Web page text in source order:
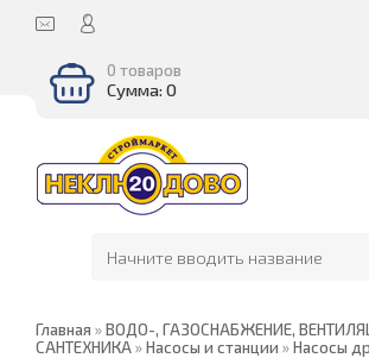
0 товаров
Сумма: 0
Главная »ВОДО-, ГАЗОСНАБЖЕНИЕ,
САНТЕХНИКА»Насосы и станции »Насосы